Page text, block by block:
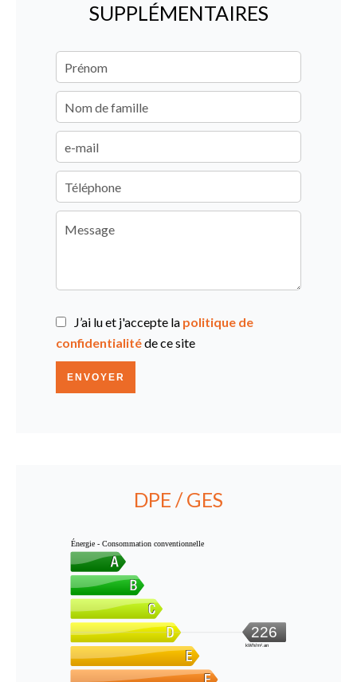
SUPPLÉMENTAIRES
J’ai lu et j'accepte la politique de
confidentialitéde ce site
ENVOYER
DPE / GES
Énergie - Consommation conventionnelle
226
kWh/m².an